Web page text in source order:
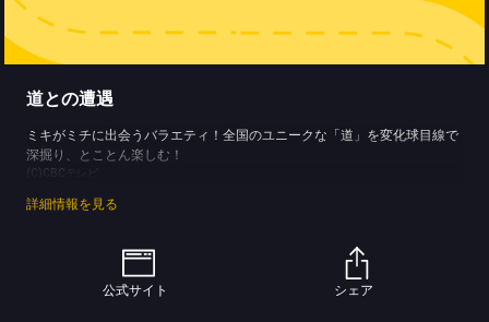
道との遭遇
ミキがミチに出会うバラエティ！全国のユニークな「道」を変化球目線で
深掘り、とことん楽しむ！
(C)CBCテレビ
詳細情報を見る
公式サイト シェア